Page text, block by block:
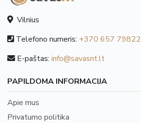
Vilnius
Telefono numeris: +370 657 79822
E-paštas: info@savasnt.lt
PAPILDOMA INFORMACIJA
Apie mus
Privatumo politika